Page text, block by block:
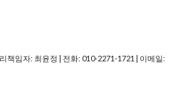
책임자: 최윤정 | 전화: 010-2271-1721 | 이메일: